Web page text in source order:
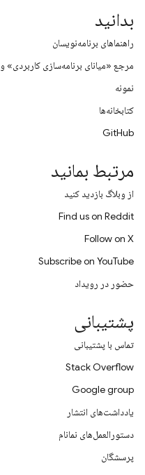
بدانید
راهنماهای برنامه‌نویسان
مرجع «میانای برنامه‌سازی
نمونه
کتابخانه‌ها
GitHub
مرتبط بمانید
از وبلاگ بازدید کنید
Find us on Reddit
Follow on X
Subscribe on YouTube
حضور در رویداد
پشتیبانی
تماس با پشتیبانی
Stack Overflow
Google group
یادداشت‌های انتشار
دستورالعمل‌های نمانام
پرسشگان